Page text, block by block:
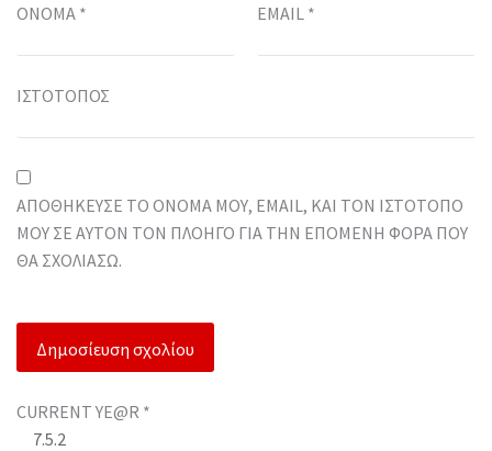
ΌΝΟΜΑ * EMAIL *
ΙΣΤΌΤΟΠΟΣ
ΑΠΟΘΉΚΕΥΣΕ ΤΟ ΌΝΟΜΆ ΜΟΥ, EMAIL, ΚΑΙ ΤΟΝ ΙΣΤΌΤΟΠΟ
ΜΟΥ ΣΕ ΑΥΤΌΝ ΤΟΝ ΠΛΟΗΓΌ ΓΙΑ ΤΗΝ ΕΠΌΜΕΝΗ ΦΟΡΆ ΠΟΥ
ΘΑ ΣΧΟΛΙΆΣΩ.
CURRENT YE@R *